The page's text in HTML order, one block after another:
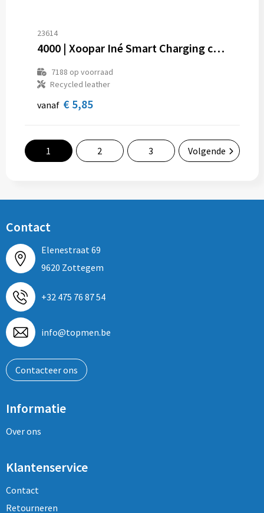
23614
4000 | Xoopar Iné Smart Charging cable with NFC
7188 op voorraad
Recycled leather
vanaf € 5,85
1 2 3 Volgende
Contact
Elenestraat 69
9620 Zottegem
+32 475 76 87 54
info@topmen.be
Contacteer ons
Informatie
Over ons
Klantenservice
Contact
Retourneren